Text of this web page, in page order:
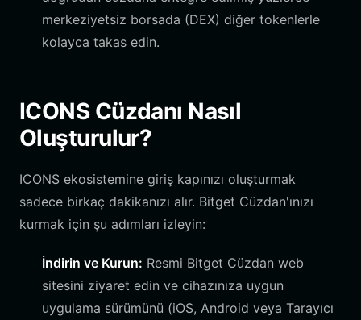
merkeziyetsiz borsada (DEX) diğer tokenlerle
kolayca takas edin.
ICONS Cüzdanı Nasıl
Oluşturulur?
ICONS ekosistemine giriş kapınızı oluşturmak
sadece birkaç dakikanızı alır. Bitget Cüzdan'ınızı
kurmak için şu adımları izleyin:
İndirin ve Kurun: Resmi Bitget Cüzdan web
sitesini ziyaret edin ve cihazınıza uygun
uygulama sürümünü (iOS, Android veya Tarayıcı